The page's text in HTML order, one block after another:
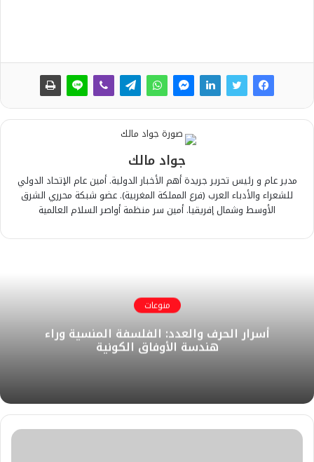
جواد مالك
مدير عام و رئيس تحرير جريدة أهم الأخبار الدولية. أمين عام الإتحاد الدولي
للشعراء والأدباء العرب (فرع المملكة المغربية). عضو شبكة محرري الشرق
الأوسط وشمال إفريقيا. أمين سر منظمة أواصر السلام العالمية
منوعات
أسرار الحرف والعدد: الفلسفة المنسية وراء
هندسة الأوفاق الكونية